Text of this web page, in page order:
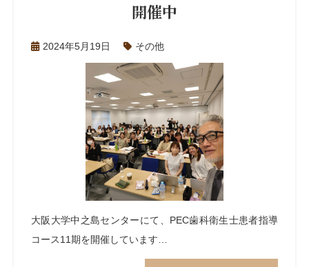
開催中
2024年5月19日 その他
大阪大学中之島センターにて、PEC歯科衛生士患者指導
コース11期を開催しています…